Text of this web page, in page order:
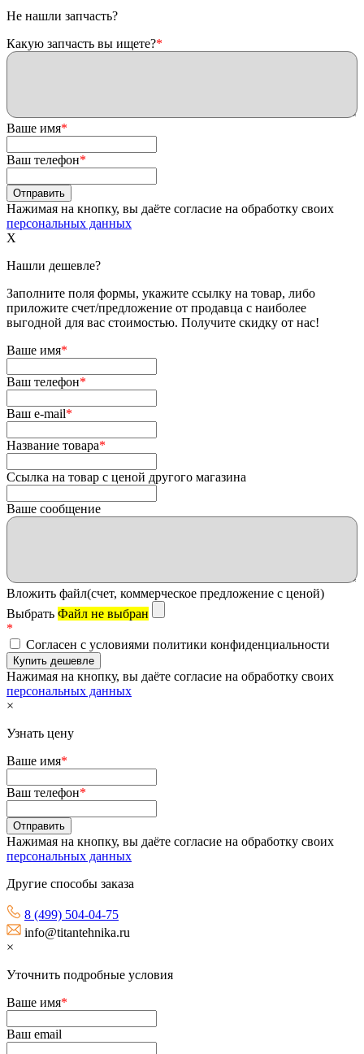
Не нашли запчасть?
Какую запчасть вы ищете?*
Ваше имя*
Ваш телефон*
Нажимая на кнопку, вы даёте согласие на обработку своих
персональных данных
X
Нашли дешевле?
Заполните поля формы, укажите ссылку на товар, либо
приложите счет/предложение от продавца с наиболее
выгодной для вас стоимостью. Получите скидку от нас!
Ваше имя*
Ваш телефон*
Ваш e-mail*
Название товара*
Ссылка на товар с ценой другого магазина
Ваше сообщение
Вложить файл(счет, коммерческое предложение с ценой)
Выбрать Файл не выбран
*
Согласен с условиями политики конфиденциальности
Нажимая на кнопку, вы даёте согласие на обработку своих
персональных данных
×
Узнать цену
Ваше имя*
Ваш телефон*
Нажимая на кнопку, вы даёте согласие на обработку своих
персональных данных
Другие способы заказа
8 (499) 504-04-75
info@titantehnika.ru
×
Уточнить подробные условия
Ваше имя*
Ваш email